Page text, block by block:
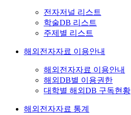
전자저널 리스트
학술DB 리스트
주제별 리스트
해외전자자료 이용안내
해외전자자료 이용안내
해외DB별 이용권한
대학별 해외DB 구독현황
해외전자자료 통계